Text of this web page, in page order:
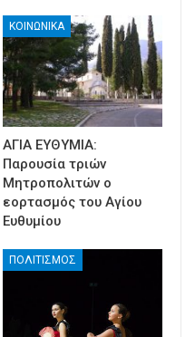
ΚΟΙΝΩΝΙΚΑ
ΑΓΙΑ ΕΥΘΥΜΙΑ:
Παρουσία τριών
Μητροπολιτών ο
εορτασμός του Αγίου
Ευθυμίου
ΠΟΛΙΤΙΣΜΟΣ